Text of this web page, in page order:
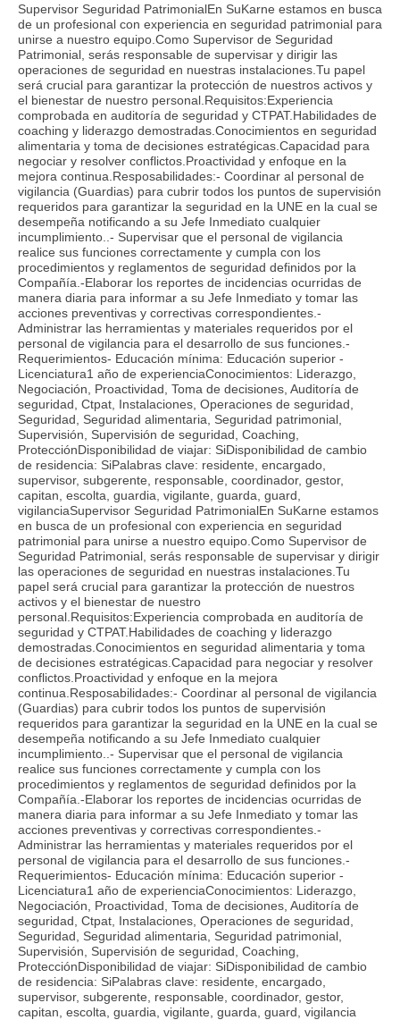
Supervisor Seguridad PatrimonialEn SuKarne estamos en busca
de un profesional con experiencia en seguridad patrimonial para
unirse a nuestro equipo.Como Supervisor de Seguridad
Patrimonial, serás responsable de supervisar y dirigir las
operaciones de seguridad en nuestras instalaciones.Tu papel
será crucial para garantizar la protección de nuestros activos y
el bienestar de nuestro personal.Requisitos:Experiencia
comprobada en auditoría de seguridad y CTPAT.Habilidades de
coaching y liderazgo demostradas.Conocimientos en seguridad
alimentaria y toma de decisiones estratégicas.Capacidad para
negociar y resolver conflictos.Proactividad y enfoque en la
mejora continua.Resposabilidades:- Coordinar al personal de
vigilancia (Guardias) para cubrir todos los puntos de supervisión
requeridos para garantizar la seguridad en la UNE en la cual se
desempeña notificando a su Jefe Inmediato cualquier
incumplimiento..- Supervisar que el personal de vigilancia
realice sus funciones correctamente y cumpla con los
procedimientos y reglamentos de seguridad definidos por la
Compañía.-Elaborar los reportes de incidencias ocurridas de
manera diaria para informar a su Jefe Inmediato y tomar las
acciones preventivas y correctivas correspondientes.-
Administrar las herramientas y materiales requeridos por el
personal de vigilancia para el desarrollo de sus funciones.-
Requerimientos- Educación mínima: Educación superior -
Licenciatura1 año de experienciaConocimientos: Liderazgo,
Negociación, Proactividad, Toma de decisiones, Auditoría de
seguridad, Ctpat, Instalaciones, Operaciones de seguridad,
Seguridad, Seguridad alimentaria, Seguridad patrimonial,
Supervisión, Supervisión de seguridad, Coaching,
ProtecciónDisponibilidad de viajar: SiDisponibilidad de cambio
de residencia: SiPalabras clave: residente, encargado,
supervisor, subgerente, responsable, coordinador, gestor,
capitan, escolta, guardia, vigilante, guarda, guard,
vigilanciaSupervisor Seguridad PatrimonialEn SuKarne estamos
en busca de un profesional con experiencia en seguridad
patrimonial para unirse a nuestro equipo.Como Supervisor de
Seguridad Patrimonial, serás responsable de supervisar y dirigir
las operaciones de seguridad en nuestras instalaciones.Tu
papel será crucial para garantizar la protección de nuestros
activos y el bienestar de nuestro
personal.Requisitos:Experiencia comprobada en auditoría de
seguridad y CTPAT.Habilidades de coaching y liderazgo
demostradas.Conocimientos en seguridad alimentaria y toma
de decisiones estratégicas.Capacidad para negociar y resolver
conflictos.Proactividad y enfoque en la mejora
continua.Resposabilidades:- Coordinar al personal de vigilancia
(Guardias) para cubrir todos los puntos de supervisión
requeridos para garantizar la seguridad en la UNE en la cual se
desempeña notificando a su Jefe Inmediato cualquier
incumplimiento..- Supervisar que el personal de vigilancia
realice sus funciones correctamente y cumpla con los
procedimientos y reglamentos de seguridad definidos por la
Compañía.-Elaborar los reportes de incidencias ocurridas de
manera diaria para informar a su Jefe Inmediato y tomar las
acciones preventivas y correctivas correspondientes.-
Administrar las herramientas y materiales requeridos por el
personal de vigilancia para el desarrollo de sus funciones.-
Requerimientos- Educación mínima: Educación superior -
Licenciatura1 año de experienciaConocimientos: Liderazgo,
Negociación, Proactividad, Toma de decisiones, Auditoría de
seguridad, Ctpat, Instalaciones, Operaciones de seguridad,
Seguridad, Seguridad alimentaria, Seguridad patrimonial,
Supervisión, Supervisión de seguridad, Coaching,
ProtecciónDisponibilidad de viajar: SiDisponibilidad de cambio
de residencia: SiPalabras clave: residente, encargado,
supervisor, subgerente, responsable, coordinador, gestor,
capitan, escolta, guardia, vigilante, guarda, guard, vigilancia